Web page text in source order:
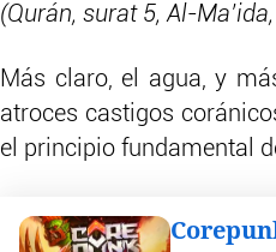
(Qurán, surat 5, Al-
Más claro, el agua, y
atroces castigos
el principio fundamental